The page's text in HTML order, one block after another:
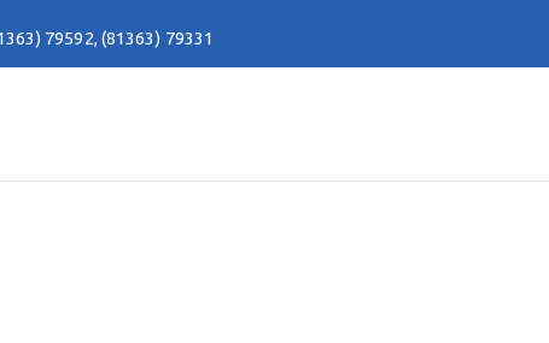
79592,(81363) 79331